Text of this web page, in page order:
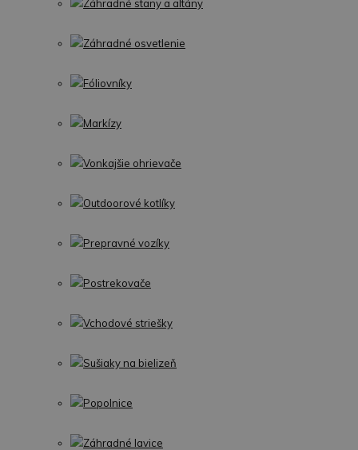
Záhradné stany a altány
Záhradné osvetlenie
Fóliovníky
Markízy
Vonkajšie ohrievače
Outdoorové kotlíky
Prepravné vozíky
Postrekovače
Vchodové striešky
Sušiaky na bielizeň
Popolnice
Záhradné lavice